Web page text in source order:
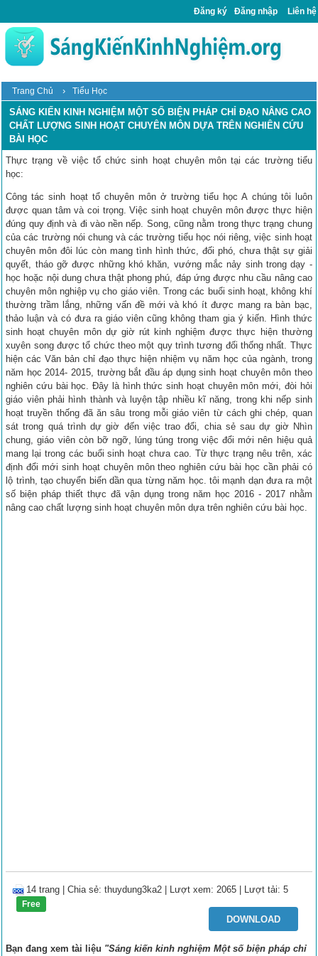
Đăng ký Đăng nhập Liên hệ
Trang Chủ › Tiểu Học
SÁNG KIẾN KINH NGHIỆM MỘT SỐ BIỆN PHÁP CHỈ ĐẠO NÂNG CAO
CHẤT LƯỢNG SINH HOẠT CHUYÊN MÔN DỰA TRÊN NGHIÊN CỨU
BÀI HỌC
Thực trạng về việc tổ chức sinh hoạt chuyên môn tại các trường tiểu
học:
Công tác sinh hoạt tổ chuyên môn ở trường tiểu học A chúng tôi luôn
được quan tâm và coi trọng. Việc sinh hoạt chuyên môn được thực hiện
đúng quy định và đi vào nền nếp. Song, cũng nằm trong thực trạng chung
của các trường nói chung và các trường tiểu học nói riêng, việc sinh hoạt
chuyên môn đôi lúc còn mang tình hình thức, đối phó, chưa thật sự giải
quyết, tháo gỡ được những khó khăn, vướng mắc nảy sinh trong dạy -
học hoặc nội dung chưa thật phong phú, đáp ứng được nhu cầu nâng cao
chuyên môn nghiệp vụ cho giáo viên. Trong các buổi sinh hoạt, không khí
thường trầm lắng, những vấn đề mới và khó ít được mang ra bàn bạc,
thảo luận và có đưa ra giáo viên cũng không tham gia ý kiến. Hình thức
sinh hoạt chuyên môn dự giờ rút kinh nghiệm được thực hiện thường
xuyên song được tổ chức theo một quy trình tương đối thống nhất. Thực
hiện các Văn bản chỉ đạo thực hiện nhiệm vụ năm học của ngành, trong
năm học 2014- 2015, trường bắt đầu áp dụng sinh hoạt chuyên môn theo
nghiên cứu bài học. Đây là hình thức sinh hoạt chuyên môn mới, đòi hỏi
giáo viên phải hình thành và luyện tập nhiều kĩ năng, trong khi nếp sinh
hoạt truyền thống đã ăn sâu trong mỗi giáo viên từ cách ghi chép, quan
sát trong quá trình dự giờ đến việc trao đổi, chia sẻ sau dự giờ Nhìn
chung, giáo viên còn bỡ ngỡ, lúng túng trong việc đổi mới nên hiệu quả
mang lại trong các buổi sinh hoạt chưa cao. Từ thực trạng nêu trên, xác
định đổi mới sinh hoạt chuyên môn theo nghiên cứu bài học cần phải có
lộ trình, tạo chuyển biến dần qua từng năm học. tôi mạnh dạn đưa ra một
số biện pháp thiết thực đã vận dụng trong năm học 2016 - 2017 nhằm
nâng cao chất lượng sinh hoạt chuyên môn dựa trên nghiên cứu bài học.
14 trang |Chia sẻ:thuydung3ka2 | Lượt xem: 2065 | Lượt tải: 5
Free
DOWNLOAD
Bạn đang xem tài liệu "Sáng kiến kinh nghiệm Một số biện pháp chỉ